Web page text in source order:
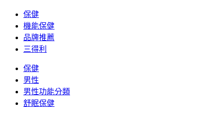
保健
機能保健
品牌推薦
三得利
保健
男性
男性功能分類
舒眠保健